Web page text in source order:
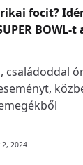
focit?
BOWL-t
családoddal
2, 2024